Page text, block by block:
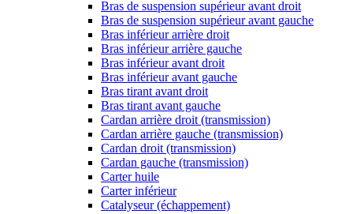
Bras de suspension supérieur avant droit
Bras de suspension supérieur avant gauche
Bras inférieur arrière droit
Bras inférieur arrière gauche
Bras inférieur avant droit
Bras inférieur avant gauche
Bras tirant avant droit
Bras tirant avant gauche
Cardan arrière droit (transmission)
Cardan arrière gauche (transmission)
Cardan droit (transmission)
Cardan gauche (transmission)
Carter huile
Carter inférieur
Catalyseur (échappement)